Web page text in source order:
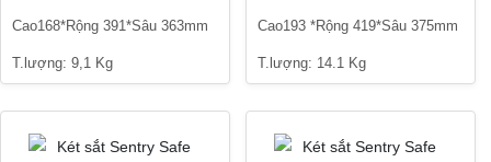
Cao168*Rộng 391*Sâu 363mm
T.lượng: 9,1 Kg
Cao193 *Rộng 419*Sâu 375mm
T.lượng: 14.1 Kg